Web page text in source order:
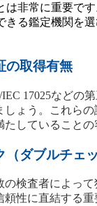
は非常に重要で
きる鑑定機関を選
の取得有無
IEC 17025などの
しょう。これら
たしていることの
（ダブルチェ
の検査者によっ
性に直結する重